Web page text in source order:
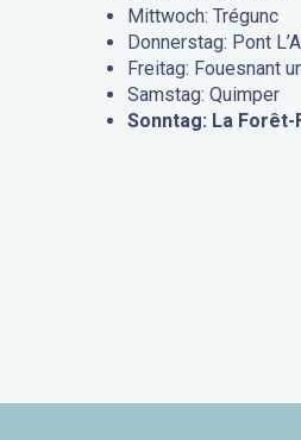
Mittwoch: Trégunc
Donnerstag: Pont
Freitag: Fouesnant
Samstag: Quimper
Sonntag: La Forêt-